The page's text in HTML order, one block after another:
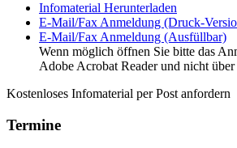
Infomaterial Herunterladen
E-Mail/Fax Anmeldung (Druck-
E-Mail/Fax Anmeldung (Ausfüllbar)
Wenn möglich öffnen Sie bitte das
Adobe Acrobat Reader und nicht
Kostenloses Infomaterial per Post anfordern
Termine